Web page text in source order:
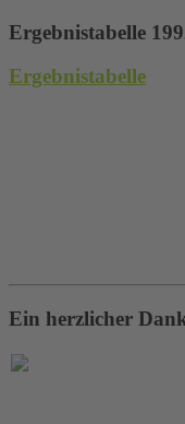
Ergebnistabelle
Ergebnistabelle
Ein herzlicher